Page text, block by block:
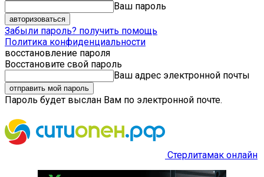
Ваш пароль
Забыли пароль? получить помощь
Политика конфиденциальности
восстановление пароля
Восстановите свой пароль
Ваш адрес электронной почты
Пароль будет выслан Вам по электронной почте.
Стерлитамак онлайн